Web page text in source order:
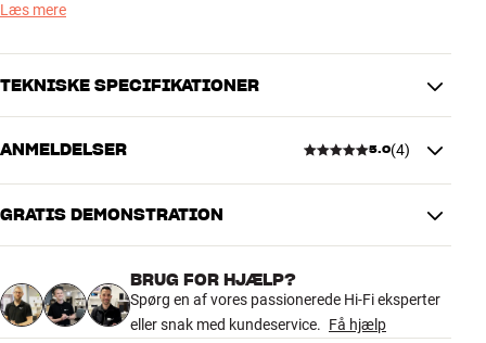
mat og hvid mat finish, som matcher din Sonos højtaler.
OBS: Hvis beslaget skal sidde et sted, der er meget udsat for vejr og
vind, kan du alternativt vælge Premium-udgaven, som er udført i
Læs mere
TEKNISKE SPECIFIKATIONER
DIMENSIONER OG DESIGN
Farve
Hvid
Vægt (kg)
Mål (emballage)
dybde)
Mål (produkt)
3,6 x 13 x 4,3 cm (bredde x højde
x dybde)
ANMELDELSER 5.0(4)
5.0
4 anmeldelser
GRATIS DEMONSTRATION
BRUG FOR HJÆLP?
Spørg en af vores passionerede Hi-Fi eksperter
eller snak med kundeservice. Få hjælp